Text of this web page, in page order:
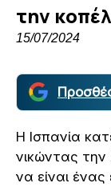
την
15/07/2024
Η Ισπανία
νικώντας την
να είναι